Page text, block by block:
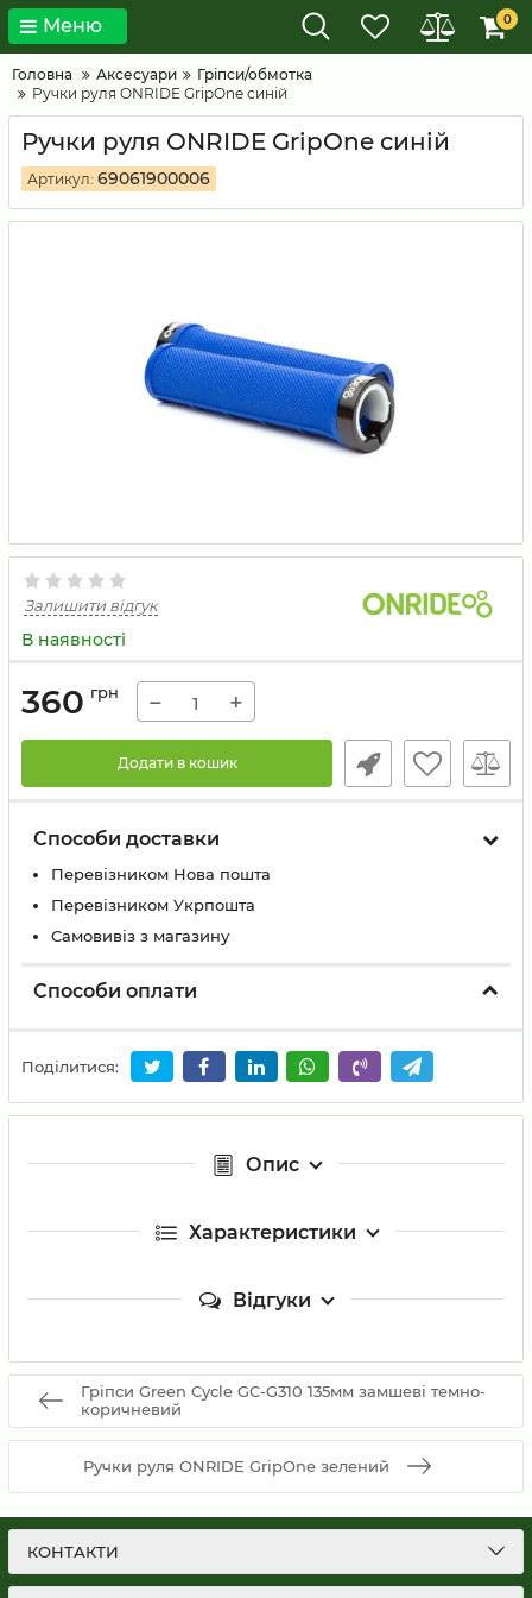
Меню 0
Головна Аксесуари
Гріпси/обмотка
Ручки руля ONRIDE GripOne синій
Ручки руля ONRIDE GripOne синій
Артикул: 69061900006
Залишити відгук
В наявності
360 грн − +
Додати в кошик
Способи доставки
Перевізником Нова пошта
Перевізником Укрпошта
Самовивіз з магазину
Способи оплати
Поділитися:
Опис
Характеристики
Відгуки
Гріпси Green Cycle GC-G310 135мм замшеві темно-
коричневий
Ручки руля ONRIDE GripOne зелений
КОНТАКТИ